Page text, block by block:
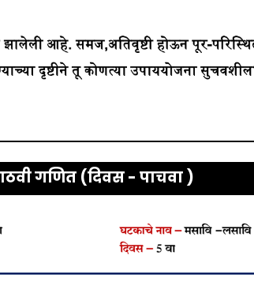
गणित (दिवस - पाचवा )